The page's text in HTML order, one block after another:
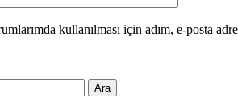
kullanılması için adım, e-posta